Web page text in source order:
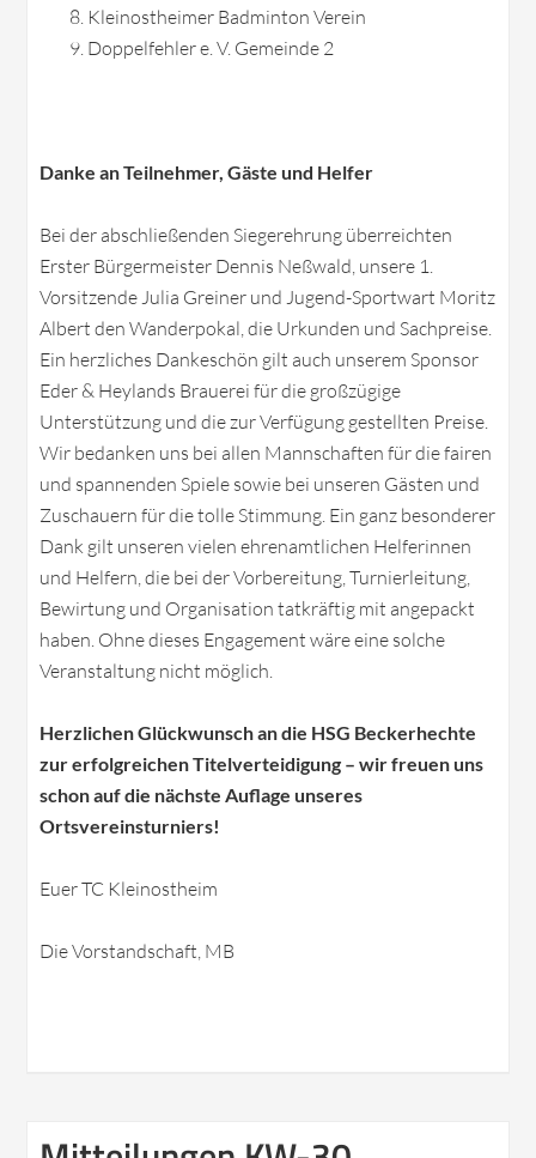
Kleinostheimer Badminton Verein
Doppelfehler e. V. Gemeinde 2
Danke an Teilnehmer, Gäste und Helfer
Bei der abschließenden Siegerehrung überreichten
Erster Bürgermeister Dennis Neßwald, unsere 1.
Vorsitzende Julia Greiner und Jugend-Sportwart Moritz
Albert den Wanderpokal, die Urkunden und Sachpreise.
Ein herzliches Dankeschön gilt auch unserem Sponsor
Eder & Heylands Brauerei für die großzügige
Unterstützung und die zur Verfügung gestellten Preise.
Wir bedanken uns bei allen Mannschaften für die fairen
und spannenden Spiele sowie bei unseren Gästen und
Zuschauern für die tolle Stimmung. Ein ganz besonderer
Dank gilt unseren vielen ehrenamtlichen Helferinnen
und Helfern, die bei der Vorbereitung, Turnierleitung,
Bewirtung und Organisation tatkräftig mit angepackt
haben. Ohne dieses Engagement wäre eine solche
Veranstaltung nicht möglich.
Herzlichen Glückwunsch an die HSG Beckerhechte
zur erfolgreichen Titelverteidigung – wir freuen uns
schon auf die nächste Auflage unseres
Ortsvereinsturniers!
Euer TC Kleinostheim
Die Vorstandschaft, MB